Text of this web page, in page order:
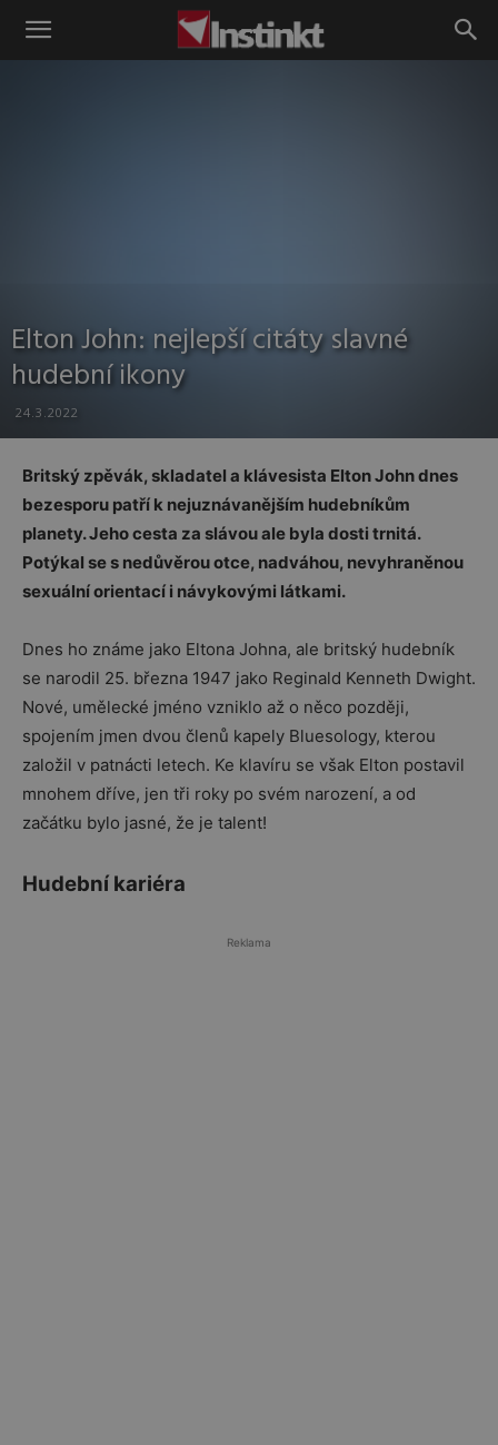
Instinkt
Elton John: nejlepší citáty slavné
hudební ikony
24.3.2022
Britský zpěvák, skladatel a klávesista Elton John dnes
bezesporu patří k nejuznávanějším hudebníkům
planety. Jeho cesta za slávou ale byla dosti trnitá.
Potýkal se s nedůvěrou otce, nadváhou, nevyhraněnou
sexuální orientací i návykovými látkami.
Dnes ho známe jako Eltona Johna, ale britský hudebník
se narodil 25. března 1947 jako Reginald Kenneth Dwight.
Nové, umělecké jméno vzniklo až o něco později,
spojením jmen dvou členů kapely Bluesology, kterou
založil v patnácti letech. Ke klavíru se však Elton postavil
mnohem dříve, jen tři roky po svém narození, a od
začátku bylo jasné, že je talent!
Hudební kariéra
Reklama